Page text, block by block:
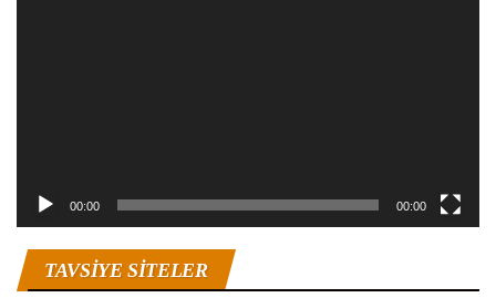
00:00 00:00
TAVSIYE SITELER